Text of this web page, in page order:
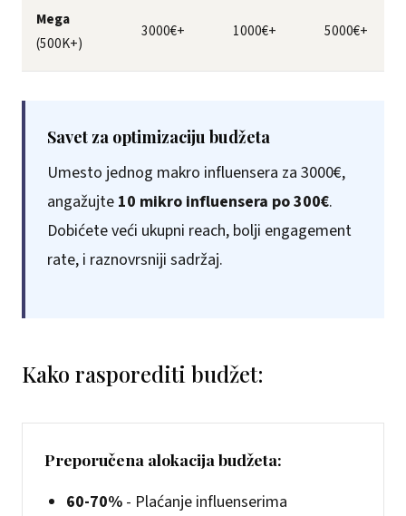
Mega
(500K+)
3000€+ 1000€+ 5000€+
Savet za optimizaciju budžeta
Umesto jednog makro influensera za 3000€,
angažujte 10 mikro influensera po 300€.
Dobićete veći ukupni reach, bolji engagement
rate, i raznovrsniji sadržaj.
Kako rasporediti budžet:
Preporučena alokacija budžeta:
60-70% - Plaćanje influenserima